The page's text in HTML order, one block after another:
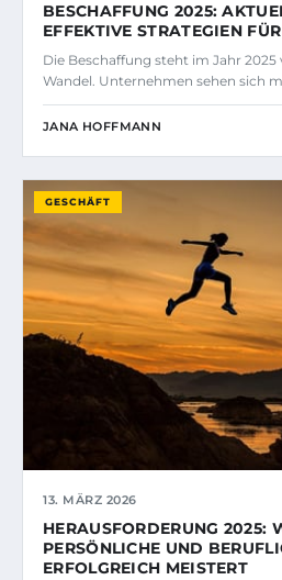
BESCHAFFUNG 2025:
EFFEKTIVE STRATEGIEN
Die Beschaffung steht im Jahr
Wandel. Unternehmen sehen sich
JANA HOFFMANN
GESCHÄFT
13. MÄRZ 2026
HERAUSFORDERUNG 2025:
PERSÖNLICHE UND
ERFOLGREICH MEISTERT